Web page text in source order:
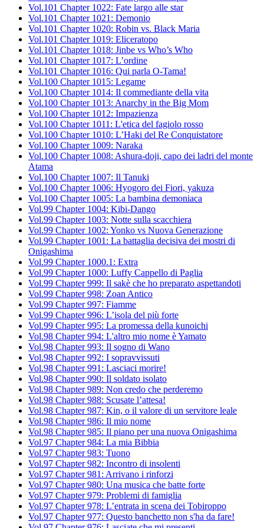
Vol.101 Chapter 1022: Fate largo alle star
Vol.101 Chapter 1021: Demonio
Vol.101 Chapter 1020: Robin vs. Black Maria
Vol.101 Chapter 1019: Eliceratopo
Vol.101 Chapter 1018: Jinbe vs Who’s Who
Vol.101 Chapter 1017: L’ordine
Vol.101 Chapter 1016: Qui parla O-Tama!
Vol.100 Chapter 1015: Legame
Vol.100 Chapter 1014: Il commediante della vita
Vol.100 Chapter 1013: Anarchy in the Big Mom
Vol.100 Chapter 1012: Impazienza
Vol.100 Chapter 1011: L'etica del fagiolo rosso
Vol.100 Chapter 1010: L’Haki del Re Conquistatore
Vol.100 Chapter 1009: Naraka
Vol.100 Chapter 1008: Ashura-doji, capo dei ladri del monte
Atama
Vol.100 Chapter 1007: Il Tanuki
Vol.100 Chapter 1006: Hyogoro dei Fiori, yakuza
Vol.100 Chapter 1005: La bambina demoniaca
Vol.99 Chapter 1004: Kibi-Dango
Vol.99 Chapter 1003: Notte sulla scacchiera
Vol.99 Chapter 1002: Yonko vs Nuova Generazione
Vol.99 Chapter 1001: La battaglia decisiva dei mostri di
Onigashima
Vol.99 Chapter 1000.1: Extra
Vol.99 Chapter 1000: Luffy Cappello di Paglia
Vol.99 Chapter 999: Il sakè che ho preparato aspettandoti
Vol.99 Chapter 998: Zoan Antico
Vol.99 Chapter 997: Fiamme
Vol.99 Chapter 996: L’isola del più forte
Vol.99 Chapter 995: La promessa della kunoichi
Vol.98 Chapter 994: L'altro mio nome è Yamato
Vol.98 Chapter 993: Il sogno di Wano
Vol.98 Chapter 992: I sopravvissuti
Vol.98 Chapter 991: Lasciaci morire!
Vol.98 Chapter 990: Il soldato isolato
Vol.98 Chapter 989: Non credo che perderemo
Vol.98 Chapter 988: Scusate l’attesa!
Vol.98 Chapter 987: Kin, o il valore di un servitore leale
Vol.98 Chapter 986: Il mio nome
Vol.98 Chapter 985: Il piano per una nuova Onigashima
Vol.97 Chapter 984: La mia Bibbia
Vol.97 Chapter 983: Tuono
Vol.97 Chapter 982: Incontro di insolenti
Vol.97 Chapter 981: Arrivano i rinforzi
Vol.97 Chapter 980: Una musica che batte forte
Vol.97 Chapter 979: Problemi di famiglia
Vol.97 Chapter 978: L’entrata in scena dei Tobiroppo
Vol.97 Chapter 977: Questo banchetto non s'ha da fare!